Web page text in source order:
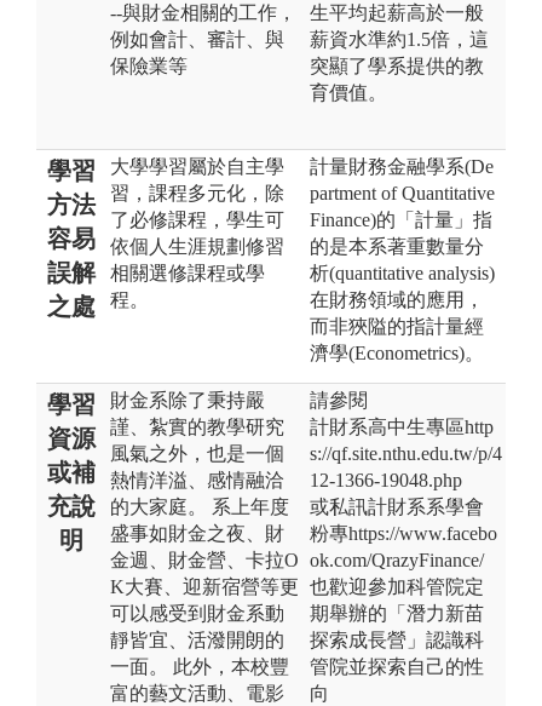
--與財金相關的工作，
例如會計、審計、與
保險業等
生平均起薪高於一般
薪資水準約1.5倍，這
突顯了學系提供的教
育價值。
學習
方法
容易
誤解
之處
大學學習屬於自主學
習，課程多元化，除
了必修課程，學生可
依個人生涯規劃修習
相關選修課程或學
程。
計量財務金融學系(De
partment of Quantitative
Finance)的「計量」指
的是本系著重數量分
析(quantitative analysis)
在財務領域的應用，
而非狹隘的指計量經
濟學(Econometrics)。
學習
資源
或補
充說
明
財金系除了秉持嚴
謹、紮實的教學研究
風氣之外，也是一個
熱情洋溢、感情融洽
的大家庭。 系上年度
盛事如財金之夜、財
金週、財金營、卡拉O
K大賽、迎新宿營等更
可以感受到財金系動
靜皆宜、活潑開朗的
一面。 此外，本校豐
富的藝文活動、電影
請參閱
計財系高中生專區http
s://qf.site.nthu.edu.tw/p/4
12-1366-19048.php
或私訊計財系系學會
粉專https://www.facebo
ok.com/QrazyFinance/
也歡迎參加科管院定
期舉辦的「潛力新苗
探索成長營」認識科
管院並探索自己的性
向